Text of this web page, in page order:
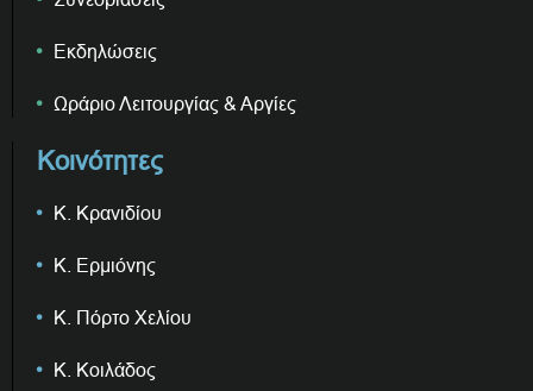
Εκδηλώσεις
Ωράριο Λειτουργίας & Αργίες
Κοινότητες
Κ. Κρανιδίου
Κ. Ερμιόνης
Κ. Πόρτο Χελίου
Κ. Κοιλάδος